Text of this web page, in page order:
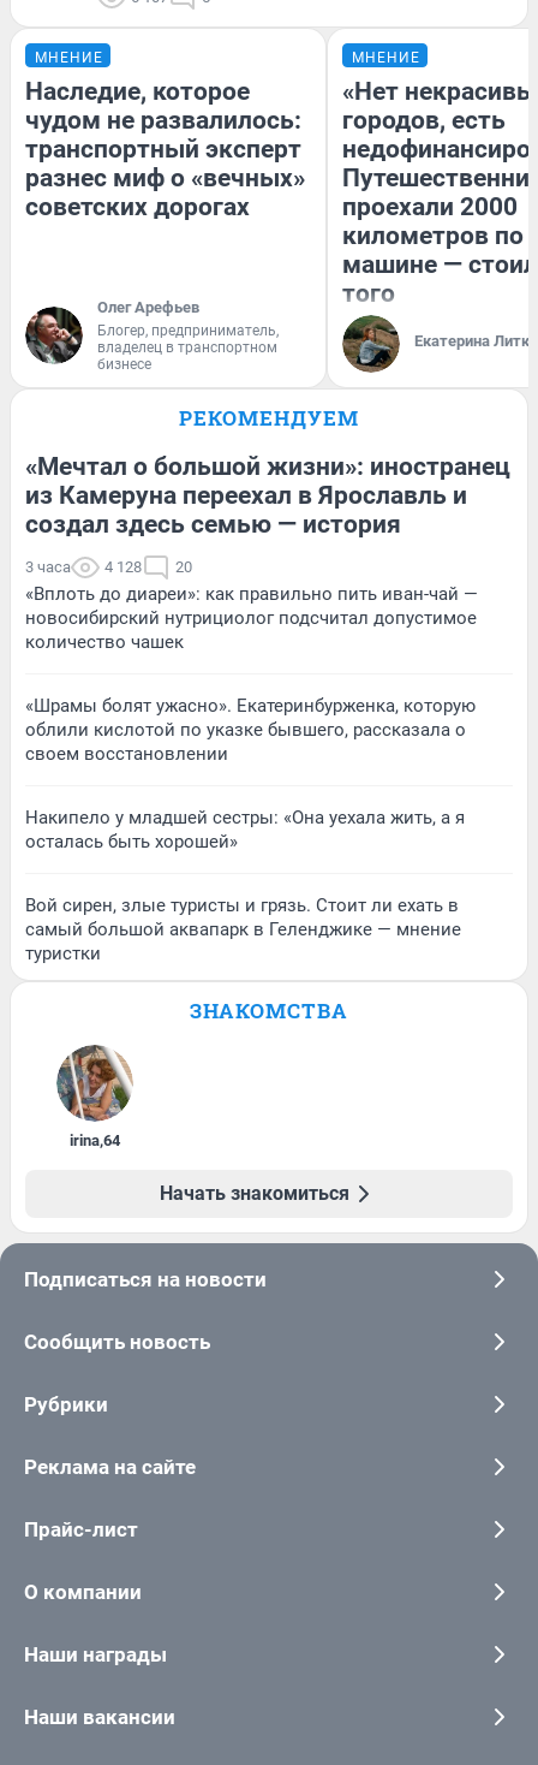
МНЕНИЕ
Наследие, которое
чудом не развалилось:
транспортный эксперт
разнес миф о «вечных»
советских дорогах
Олег Арефьев
Блогер, предприниматель,
владелец в транспортном
бизнесе
МНЕНИЕ
«Нет
городов, есть
проехали 2000
километров по
машине —
того
Екатерина
РЕКОМЕНДУЕМ
«Мечтал о большой жизни»: иностранец
из Камеруна переехал в Ярославль и
создал здесь семью — история
3 часа 4 128 20
«Вплоть до диареи»: как правильно пить иван-чай —
новосибирский нутрициолог подсчитал допустимое
количество чашек
«Шрамы болят ужасно». Екатеринбурженка, которую
облили кислотой по указке бывшего, рассказала о
своем восстановлении
Накипело у младшей сестры: «Она уехала жить, а я
осталась быть хорошей»
Вой сирен, злые туристы и грязь. Стоит ли ехать в
самый большой аквапарк в Геленджике — мнение
туристки
ЗНАКОМСТВА
irina,64
Начать знакомиться
Подписаться на новости
Сообщить новость
Рубрики
Реклама на сайте
Прайс-лист
О компании
Наши награды
Наши вакансии